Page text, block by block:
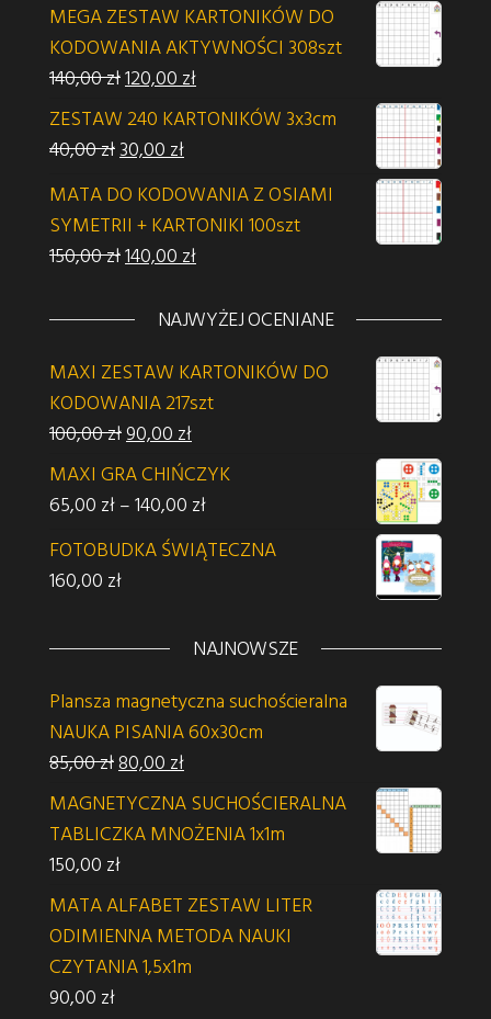
MEGA ZESTAW KARTONIKÓW DO
KODOWANIA AKTYWNOŚCI 308szt
140,00złPierwotna cena wynosiła: 140,00 zł.
120,00 złAktualna cena wynosi: 120,00 zł.
ZESTAW 240 KARTONIKÓW 3x3cm
40,00złPierwotna cena wynosiła: 40,00 zł.
30,00 złAktualna cena wynosi: 30,00 zł.
MATA DO KODOWANIA Z OSIAMI
SYMETRII + KARTONIKI 100szt
150,00złPierwotna cena wynosiła: 150,00 zł.
140,00 złAktualna cena wynosi: 140,00 zł.
NAJWYŻEJ OCENIANE
MAXI ZESTAW KARTONIKÓW DO
KODOWANIA 217szt
100,00złPierwotna cena wynosiła: 100,00 zł.
90,00 złAktualna cena wynosi: 90,00 zł.
MAXI GRA CHIŃCZYK
65,00 zł–140,00 złZakres cen: od 65,00 zł do 140,00
FOTOBUDKA ŚWIĄTECZNA
160,00 zł
NAJNOWSZE
Plansza magnetyczna suchościeralna
NAUKA PISANIA 60x30cm
85,00złPierwotna cena wynosiła: 85,00 zł.
80,00 złAktualna cena wynosi: 80,00 zł.
MAGNETYCZNA SUCHOŚCIERALNA
TABLICZKA MNOŻENIA 1x1m
150,00 zł
MATA ALFABET ZESTAW LITER
ODIMIENNA METODA NAUKI
CZYTANIA 1,5x1m
90,00 zł